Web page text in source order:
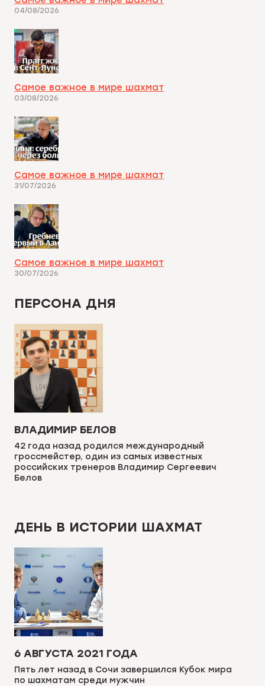
04/08/2026
Самое важное в мире шахмат
03/08/2026
Самое важное в мире шахмат
31/07/2026
Самое важное в мире шахмат
30/07/2026
ПЕРСОНА ДНЯ
ВЛАДИМИР БЕЛОВ
42 года назад родился международный
гроссмейстер, один из самых известных
российских тренеров Владимир Сергеевич
Белов
ДЕНЬ В ИСТОРИИ ШАХМАТ
6 АВГУСТА 2021 ГОДА
Пять лет назад в Сочи завершился Кубок мира
по шахматам среди мужчин